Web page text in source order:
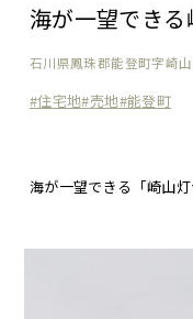
海が一望でき
石川県鳳珠郡能登町字崎
住宅地 売地 能登町
海が一望できる「崎山